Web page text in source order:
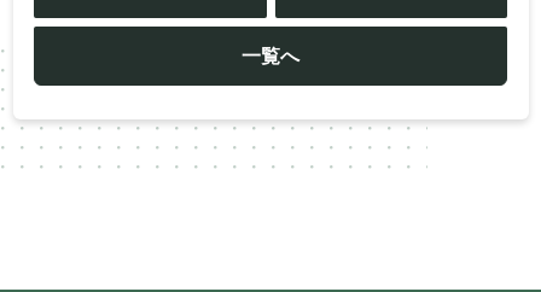
ビ
ー
シ
ョ
一覧へ